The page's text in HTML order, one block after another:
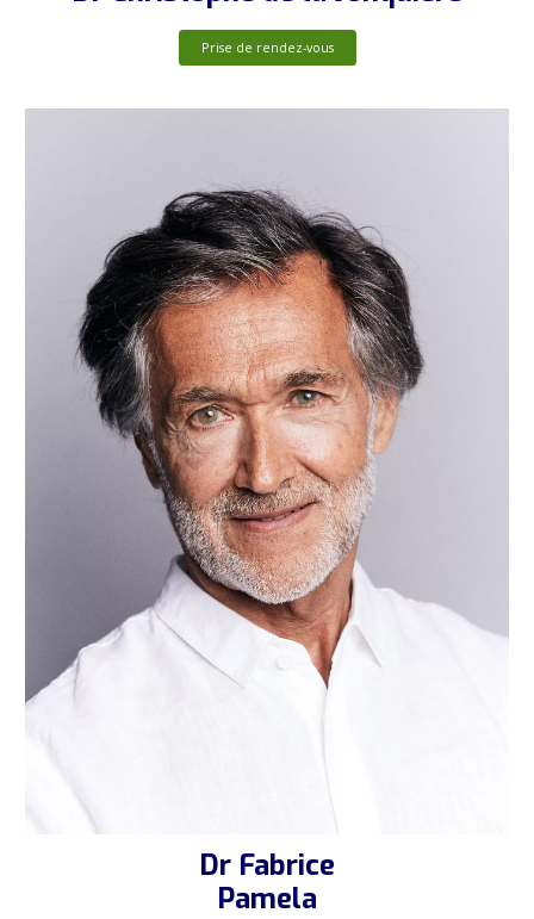
Prise de rendez-vous
Dr Fabrice
Pamela